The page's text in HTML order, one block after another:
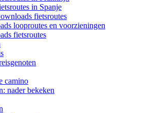
in Spanje
fietsroutes
looproutes en voorzieningen
fietsroutes
camino
nader bekeken